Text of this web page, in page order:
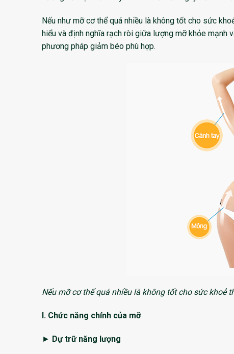
Nếu như mỡ cơ thể quá nhiều là không tốt cho sức
hiểu và định nghĩa rạch ròi giữa lượng mỡ khỏe mạnh
phương pháp giảm béo phù hợp.
Nếu mỡ cơ thể quá nhiều là không tốt cho sức khoẻ
I. Chức năng chính của mỡ
► Dự trữ năng lượng